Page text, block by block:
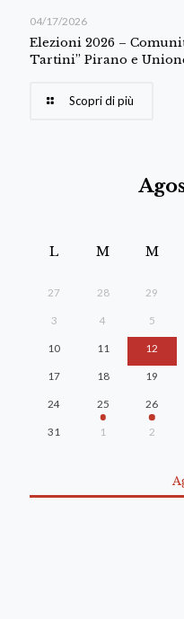
04/17/2026
Elezioni 2026 –
Tartini” Pirano e
Scopri di più
L M M
27 28 29
3 4 5
10 11 12
17 18 19
24 25 26
31 1 2